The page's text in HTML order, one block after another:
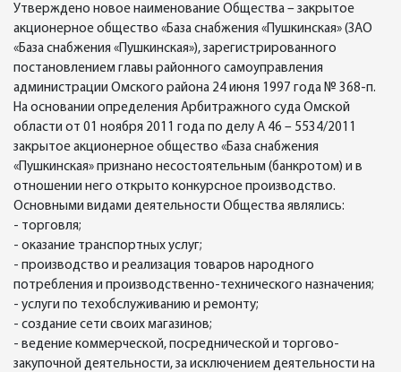
Утверждено новое наименование Общества – закрытое
акционерное общество «База снабжения «Пушкинская» (ЗАО
«База снабжения «Пушкинская»), зарегистрированного
постановлением главы районного самоуправления
администрации Омского района 24 июня 1997 года № 368-п.
На основании определения Арбитражного суда Омской
области от 01 ноября 2011 года по делу А 46 – 5534/2011
закрытое акционерное общество «База снабжения
«Пушкинская» признано несостоятельным (банкротом) и в
отношении него открыто конкурсное производство.
Основными видами деятельности Общества являлись:
- торговля;
- оказание транспортных услуг;
- производство и реализация товаров народного
потребления и производственно-технического назначения;
- услуги по техобслуживанию и ремонту;
- создание сети своих магазинов;
- ведение коммерческой, посреднической и торгово-
закупочной деятельности, за исключением деятельности на